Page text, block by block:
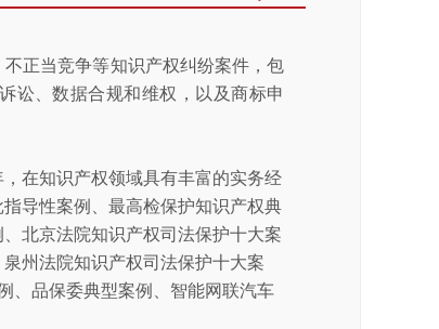
正当竞争等知识产权纠纷案件，包
讼、数据合规和维权，以及商标申
在知识产权领域具有丰富的实务经
导性案例、最高检保护知识产权典
北京法院知识产权司法保护十大案
州法院知识产权司法保护十大案
、品保委典型案例、智能网联汽车